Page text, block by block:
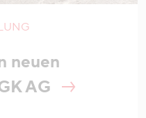
neuen
AG